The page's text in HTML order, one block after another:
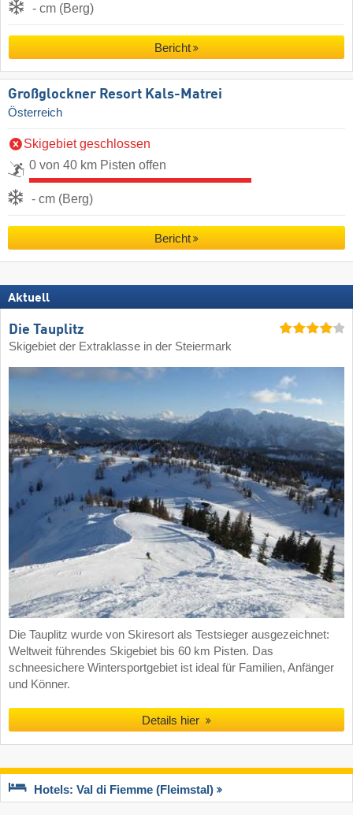
- cm (Berg)
Bericht
Großglockner Resort Kals-Matrei
Österreich
Skigebiet geschlossen
0 von 40 km Pisten offen
- cm (Berg)
Bericht
Aktuell
Die Tauplitz
Skigebiet der Extraklasse in der Steiermark
Die Tauplitz wurde von Skiresort als Testsieger ausgezeichnet:
Weltweit führendes Skigebiet bis 60 km Pisten. Das
schneesichere Wintersportgebiet ist ideal für Familien, Anfänger
und Könner.
Details hier
Hotels: Val di Fiemme (Fleimstal)